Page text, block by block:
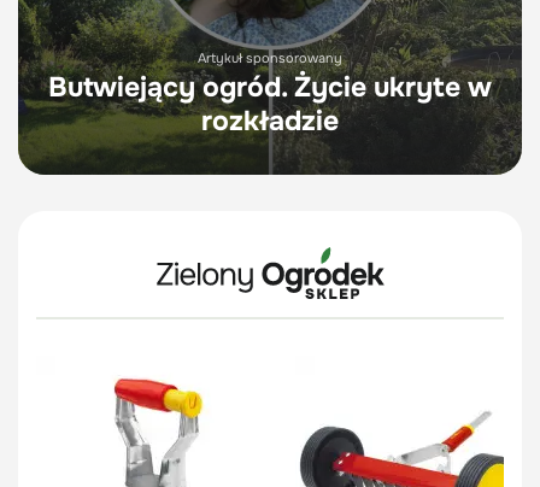
Artykuł sponsorowany
Butwiejący ogród. Życie ukryte w
rozkładzie